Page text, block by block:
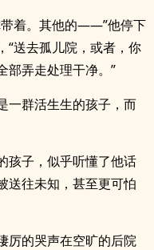
带着。其他的——”他停下
“送去孤儿院，或者，你
部弄走处理干净。”
一群活生生的孩子，而
孩子，似乎听懂了他话
送往未知，甚至更可怕
厉的哭声在空旷的后院